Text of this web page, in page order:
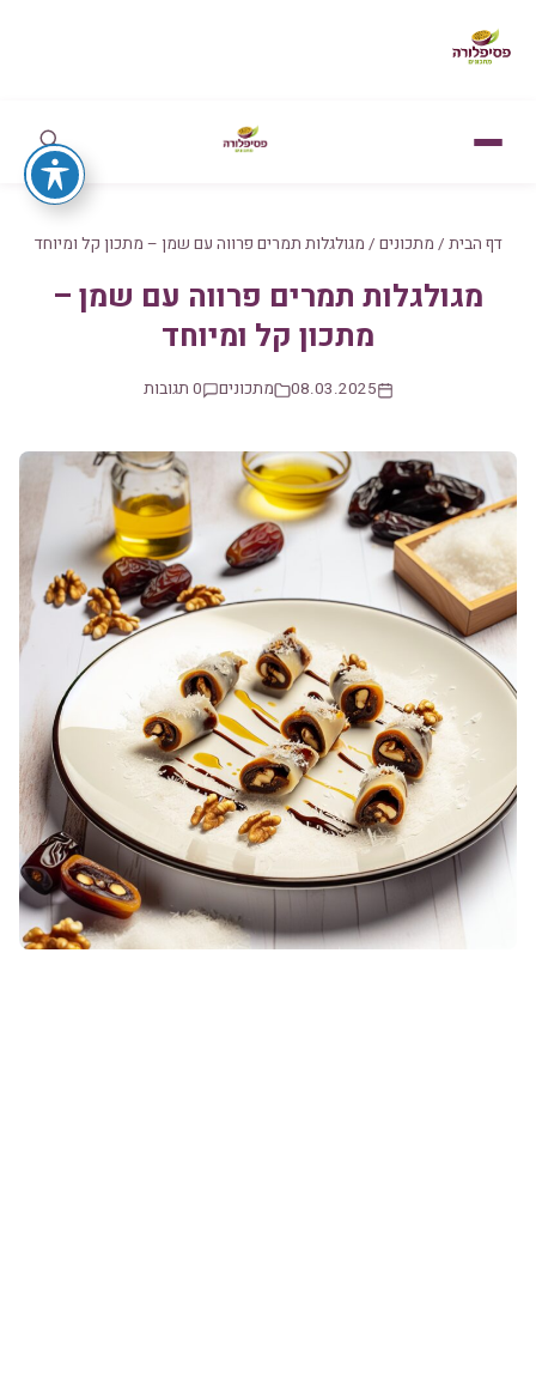
דף הבית / מתכונים / מגולגלות תמרים פרווה עם שמן – מתכון קל ומיוחד
מגולגלות תמרים פרווה עם שמן –
מתכון קל ומיוחד
08.03.2025 מתכונים 0 תגובות